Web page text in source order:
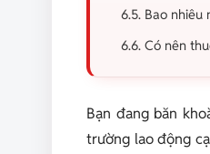
6.5. Bao
6.6. Có nên
Bạn đang băn
trường lao động